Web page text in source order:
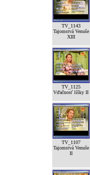
TV_1143
Tajomstvá Venuše
XIII
TV_1125
Vďačnosť líšky II
TV_1107
Tajomstvá Venuše
II